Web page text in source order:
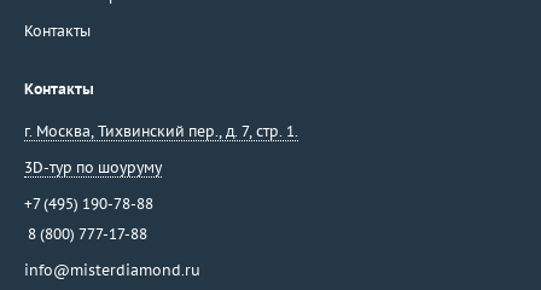
Контакты
Контакты
г. Москва, Тихвинский пер., д. 7, стр. 1.
3D-тур по шоуруму
+7 (495) 190-78-88
8 (800) 777-17-88
info@misterdiamond.ru